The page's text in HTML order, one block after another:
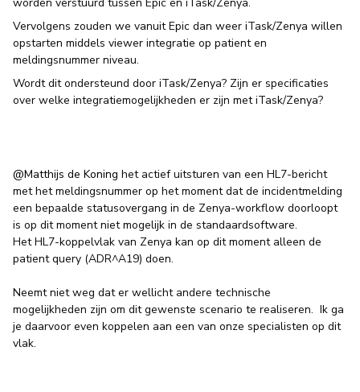
Vervolgens zouden we vanuit Epic dan weer iTask/Zenya willen
opstarten middels viewer integratie op patient en
meldingsnummer niveau.
Wordt dit ondersteund door iTask/Zenya? Zijn er specificaties
over welke integratiemogelijkheden er zijn met iTask/Zenya?
@Matthijs de Koning het actief uitsturen van een HL7-bericht
met het meldingsnummer op het moment dat de incidentmelding
een bepaalde statusovergang in de Zenya-workflow doorloopt
is op dit moment niet mogelijk in de standaardsoftware.
Het HL7-koppelvlak van Zenya kan op dit moment alleen de
patient query (ADR^A19) doen.
Neemt niet weg dat er wellicht andere technische
mogelijkheden zijn om dit gewenste scenario te realiseren. Ik ga
je daarvoor even koppelen aan een van onze specialisten op dit
vlak.